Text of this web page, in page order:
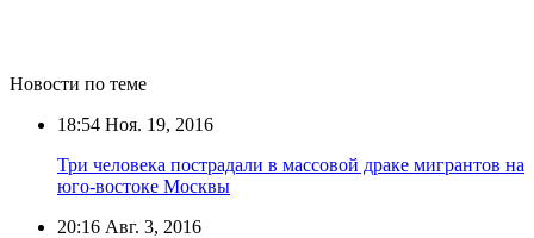
Новости по теме
18:54 Ноя. 19, 2016
Три человека пострадали в массовой драке мигрантов на
юго-востоке Москвы
20:16 Авг. 3, 2016